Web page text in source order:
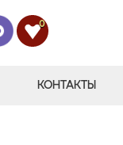
0
КОНТАКТЫ